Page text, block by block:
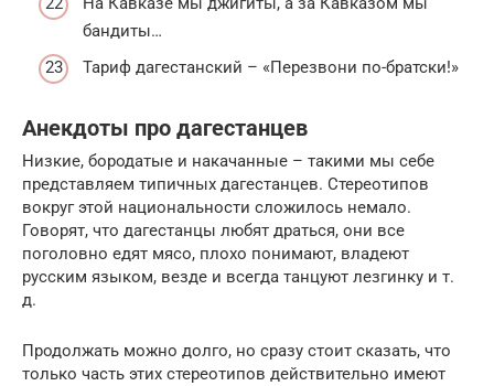
бандиты…
Тариф дагестанский – «Перезвони по-братски!»
Анекдоты про дагестанцев
Низкие, бородатые и накачанные – такими мы себе
представляем типичных дагестанцев. Стереотипов
вокруг этой национальности сложилось немало.
Говорят, что дагестанцы любят драться, они все
поголовно едят мясо, плохо понимают, владеют
русским языком, везде и всегда танцуют лезгинку и т.
д.
Продолжать можно долго, но сразу стоит сказать, что
только часть этих стереотипов действительно имеют